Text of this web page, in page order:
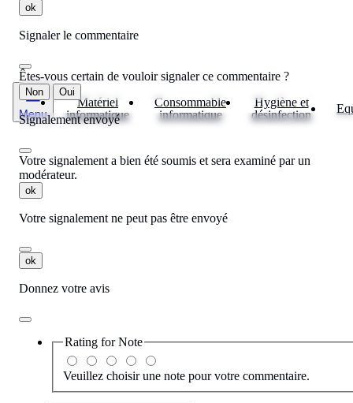
Menu
Matériel
informatique
Consommable
informatique
Hygiène et
désinfection
ok
Signaler le commentaire
Êtes-vous certain de vouloir signaler ce commentaire ?
Non Oui
Signalement envoyé
Votre signalement a bien été soumis et sera examiné par un
modérateur.
ok
Votre signalement ne peut pas être envoyé
ok
Donnez votre avis
Rating forNote
Veuillez choisir une note pour votre commentaire.